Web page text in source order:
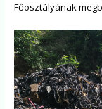
Főosztályának